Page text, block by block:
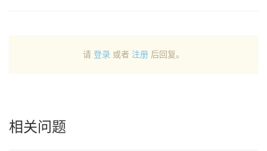
请 登录 或者 注册 后回复。
相关问题